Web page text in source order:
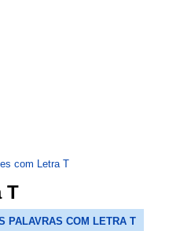
com Letra T
T
PALAVRAS COM LETRA T